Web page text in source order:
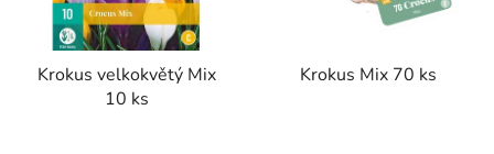
Krokus velkokvětý Mix
10 ks
Krokus Mix 70 ks